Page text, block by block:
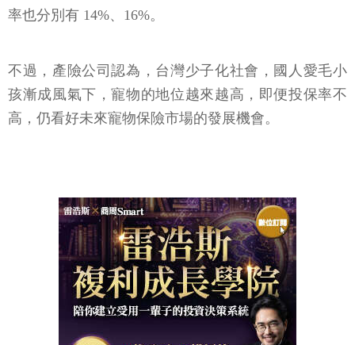
率也分別有 14%、16%。
不過，產險公司認為，台灣少子化社會，國人愛毛小
孩漸成風氣下，寵物的地位越來越高，即便投保率不
高，仍看好未來寵物保險市場的發展機會。